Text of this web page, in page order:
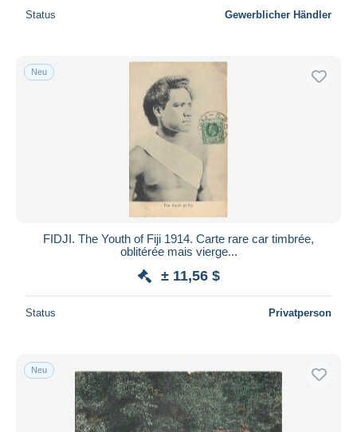
Status Gewerblicher Händler
Neu
FIDJI. The Youth of Fiji 1914. Carte rare car timbrée,
oblitérée mais vierge...
± 11,56 $
Status Privatperson
Neu